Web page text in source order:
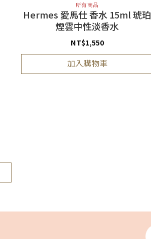
所有商品
Hermes 愛馬仕 香水 15ml 琥珀
煙雲中性淡香水
NT$1,550
加入購物車